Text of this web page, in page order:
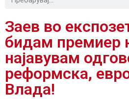
Заев во
бидам премиер
најавувам
реформска,
Влада!